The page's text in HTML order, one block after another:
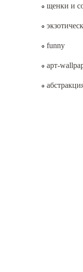
щенки и
funny
арт-